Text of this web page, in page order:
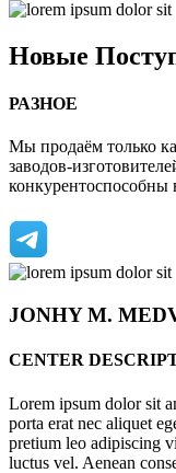
Новые
РАЗНОЕ
Мы продаём только
заводов-
конкурентоспособны
JONHYM.
CENTER
Lorem ipsum dolor sit
porta erat nec aliquet
pretium leo adipiscing
luctus vel. Aenean